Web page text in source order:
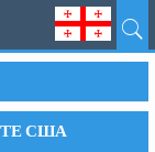
США